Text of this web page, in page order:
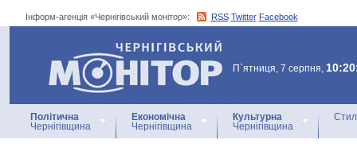
Інформ-агенція «Чернігівський монітор»: RSS Twitter Facebook
Інформ-агенція
«Чернігівський монітор»
П`ятниця, 7 серпня,
Політична
Чернігівщина
Економічна
Чернігівщина
Культурна
Чернігівщина